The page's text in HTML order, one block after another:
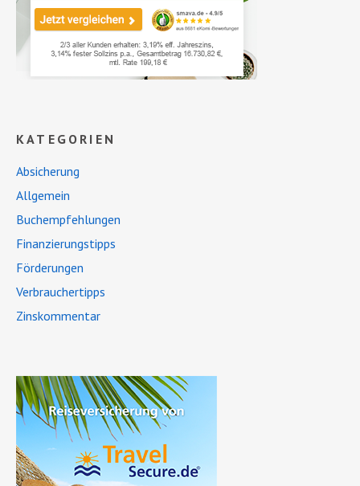
KATEGORIEN
Absicherung
Allgemein
Buchempfehlungen
Finanzierungstipps
Förderungen
Verbrauchertipps
Zinskommentar